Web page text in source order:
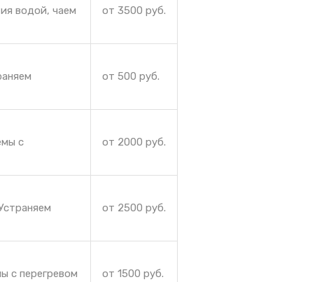
водой, чаем
от 3500 руб.
от 500 руб.
с
от 2000 руб.
от 2500 руб.
с перегревом
от 1500 руб.